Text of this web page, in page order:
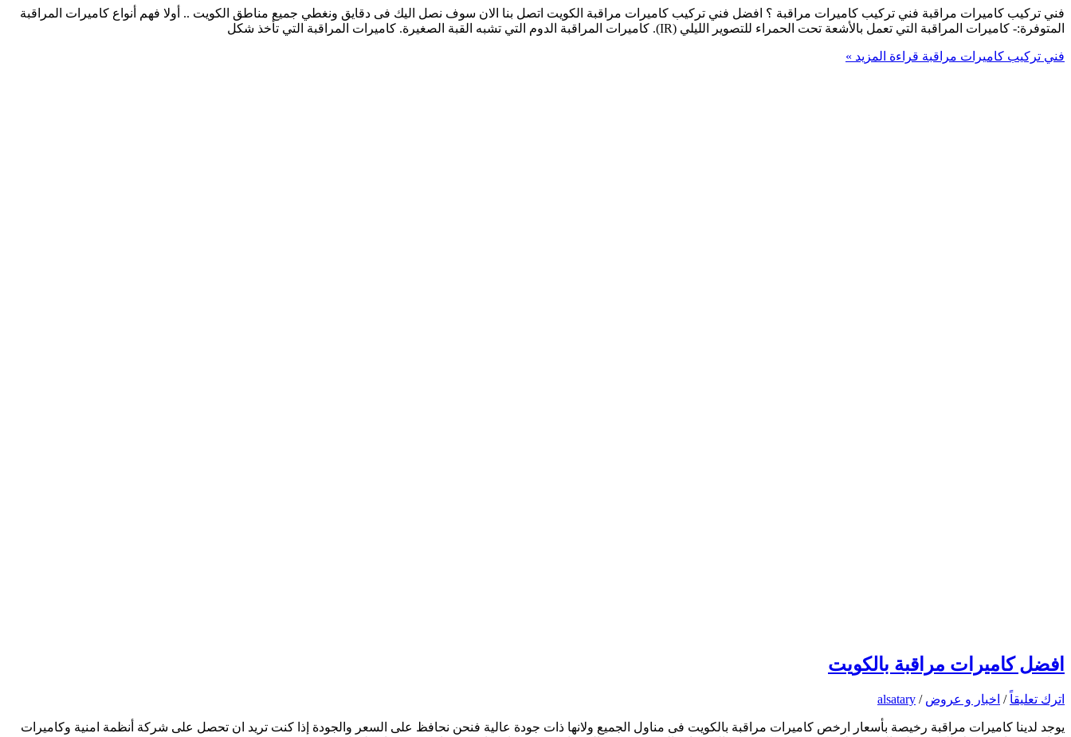
فني تركيب كاميرات مراقبة فني تركيب كاميرات مراقبة ؟ افضل فني تركيب كاميرات مراقبة الكويت اتصل بنا الان سوف نصل اليك فى دقايق ونغطي جميع مناطق الكويت .. أولا فهم أنواع كاميرات المراقبة
المتوفرة:- كاميرات المراقبة التي تعمل بالأشعة تحت الحمراء للتصوير الليلي (IR). كاميرات المراقبة الدوم التي تشبه القبة الصغيرة. كاميرات المراقبة التي تأخذ شكل
فني تركيب كاميرات مراقبة قراءة المزيد »
افضل كاميرات مراقبة بالكويت
اترك تعليقاً / اخبار و عروض /
alsatary
يوجد لدينا كاميرات مراقبة رخيصة بأسعار ارخص كاميرات مراقبة بالكويت فى مناول الجميع ولانها ذات جودة عالية فنحن نحافظ على السعر والجودة إذا كنت تريد ان تحصل على شركة أنظمة امنية وكاميرات